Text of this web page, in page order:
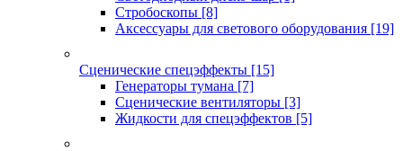
Стробоскопы [8]
Аксессуары для светового оборудования [19]
Сценические спецэффекты [15]
Генераторы тумана [7]
Сценические вентиляторы [3]
Жидкости для спецэффектов [5]